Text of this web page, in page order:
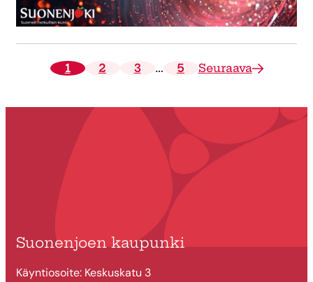
1 2 3 … 5 Seuraava
Suonenjoen kaupunki
Käyntiosoite: Keskuskatu 3